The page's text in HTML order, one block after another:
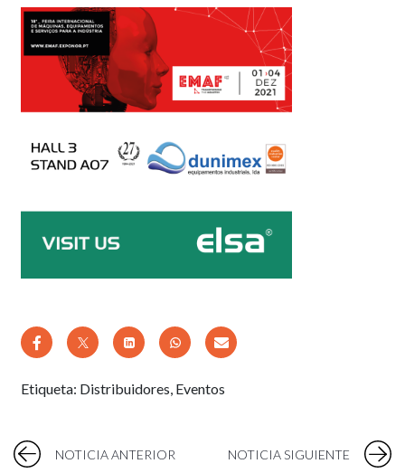
Etiqueta: Distribuidores, Eventos
NOTICIA ANTERIOR NOTICIA SIGUIENTE